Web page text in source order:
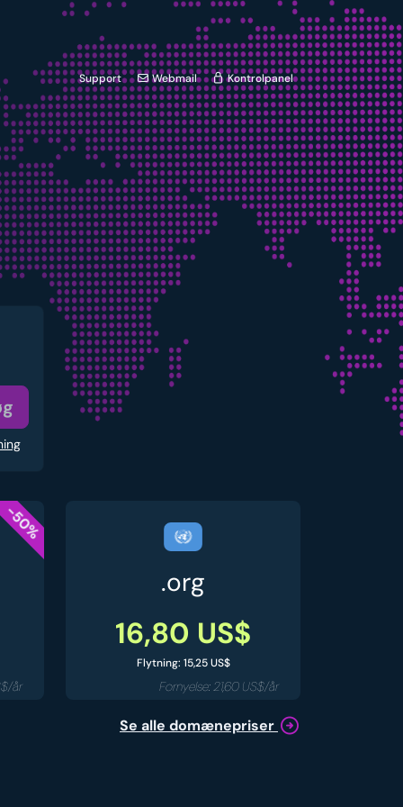
Support Webmail Kontrolpanel
-50%
år
.org
16,80 US$
Flytning: 15,25 US$
Fornyelse: 21,60 US$/år
Se alle domænepriser